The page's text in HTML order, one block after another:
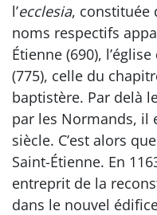
l’ecclesia, constituée
noms respectifs
Étienne (690),
(775), celle du
baptistère. Par delà
par les Normands, il
siècle. C’est alors
Saint-Étienne. En
entreprit de la
dans le nouvel